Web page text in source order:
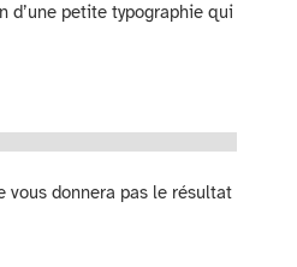
d’une petite typographie qui
vous donnera pas le résultat